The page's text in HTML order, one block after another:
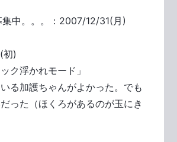
集中。。。：2007/12/31(月)
)
ク浮かれモード」
る加護ちゃんがよかった。でも
った（ほくろがあるのが玉にき